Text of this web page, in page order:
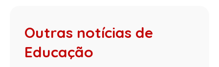
Outras notícias de
Educação